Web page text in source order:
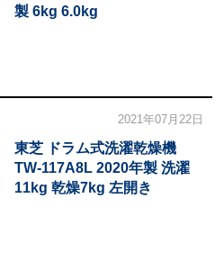
製 6kg 6.0kg
2021年07月22日
東芝 ドラム式洗濯乾燥機
TW-117A8L 2020年製 洗濯
11kg 乾燥7kg 左開き